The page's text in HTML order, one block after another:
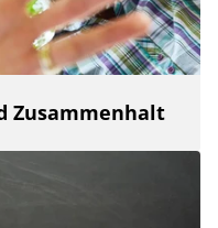
Zusammenhalt